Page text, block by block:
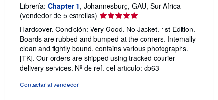
Librería: Chapter 1, Johannesburg, GAU, Sur Africa
(vendedor de 5 estrellas) Calificación
del
vendedor:
5
de
5
estrellas
Hardcover. Condición: Very Good. No Jacket. 1st Edition.
Boards are rubbed and bumped at the corners. Internally
clean and tightly bound. contains various photographs.
[TK]. Our orders are shipped using tracked courier
delivery services. Nº de ref. del artículo: cb63
Contactar al vendedor